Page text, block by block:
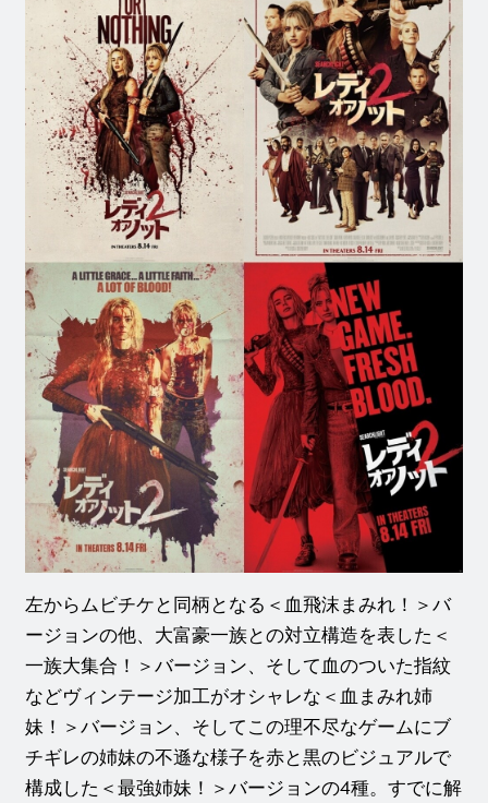
左からムビチケと同柄となる＜血飛沫まみれ！＞バ
ージョンの他、大富豪一族との対立構造を表した＜
一族大集合！＞バージョン、そして血のついた指紋
などヴィンテージ加工がオシャレな＜血まみれ姉
妹！＞バージョン、そしてこの理不尽なゲームにブ
チギレの姉妹の不遜な様子を赤と黒のビジュアルで
構成した＜最強姉妹！＞バージョンの4種。すでに解